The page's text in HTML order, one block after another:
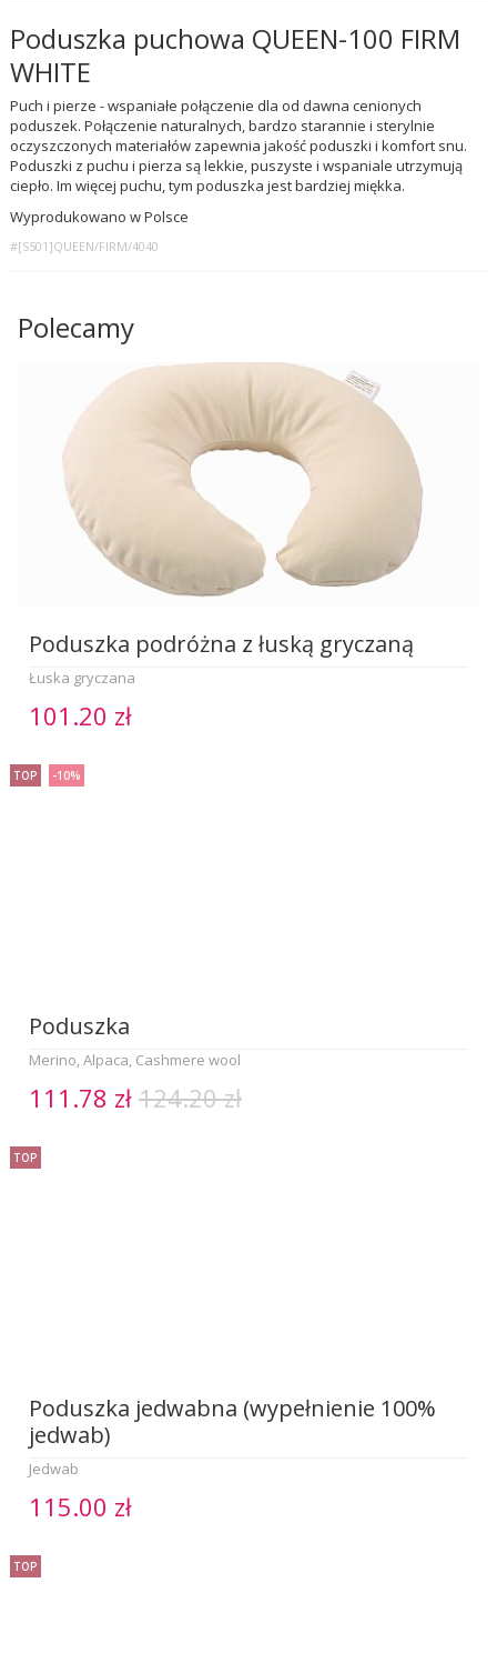
Poduszka puchowa QUEEN-100 FIRM
WHITE
Puch i pierze - wspaniałe połączenie dla od dawna cenionych
poduszek. Połączenie naturalnych, bardzo starannie i sterylnie
oczyszczonych materiałów zapewnia jakość poduszki i komfort snu.
Poduszki z puchu i pierza są lekkie, puszyste i wspaniale utrzymują
ciepło. Im więcej puchu, tym poduszka jest bardziej miękka.
Wyprodukowano w Polsce
#[S501]QUEEN/FIRM/4040
Polecamy
Poduszka podróżna z łuską gryczaną
Łuska gryczana
101.20 zł
TOP -10%
Poduszka
Merino, Alpaca, Cashmere wool
111.78 zł124.20 zł
TOP
Poduszka jedwabna (wypełnienie 100%
jedwab)
Jedwab
115.00 zł
TOP